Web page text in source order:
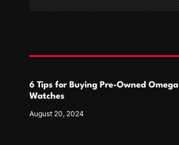
a
i
n
6 Tips for Buying Pre-Owned Omega
Watches
August 20, 2024